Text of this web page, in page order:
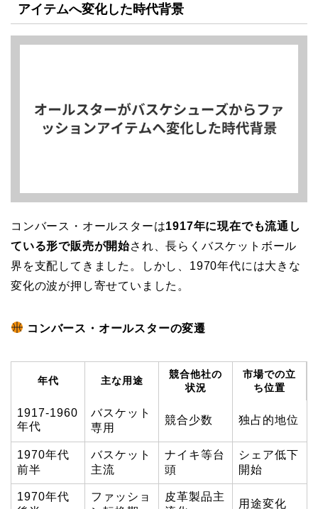
アイテムへ変化した時代背景
コンバース・オールスターは1917年に現在でも流通し
ている形で販売が開始され、長らくバスケットボール
界を支配してきました。しかし、1970年代には大きな
変化の波が押し寄せていました。
コンバース・オールスターの変遷
年代 主な用途
競合他社の
状況
市場での立
ち位置
1917-1960
年代
バスケット
専用
競合少数 独占的地位
1970年代
前半
バスケット
主流
ナイキ等台
頭
シェア低下
開始
1970年代
ファッショ
皮革製品主
用途変化